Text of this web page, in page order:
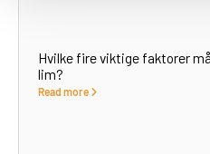
Hvilke fire viktige faktorer
lim?
Read more